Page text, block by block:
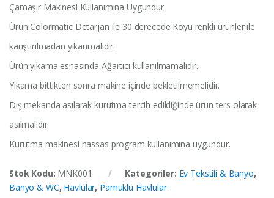
Çamaşır Makinesi Kullanımına Uygundur.
Ürün Colormatic Detarjan ile 30 derecede Koyu renkli ürünler ile
karıştırılmadan yıkanmalıdır.
Ürün yıkama esnasında Ağartıcı kullanılmamalıdır.
Yıkama bittikten sonra makine içinde bekletilmemelidir.
Dış mekanda asılarak kurutma tercih edildiğinde ürün ters olarak
asılmalıdır.
Kurutma makinesi hassas program kullanımına uygundur.
Stok Kodu: MNK001 Kategoriler: Ev Tekstili & Banyo,
Banyo & WC, Havlular, Pamuklu Havlular